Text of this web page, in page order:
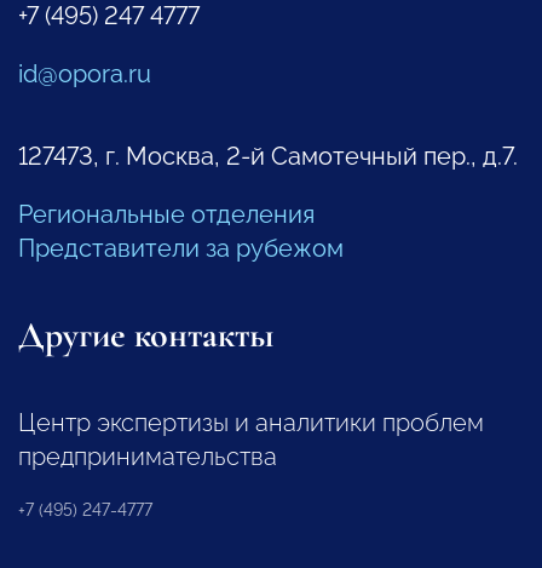
+7 (495) 247 4777
id@opora.ru
127473, г. Москва, 2-й Самотечный пер., д.7.
Региональные отделения
Представители за рубежом
Другие контакты
Центр экспертизы и аналитики проблем
предпринимательства
+7 (495) 247-4777